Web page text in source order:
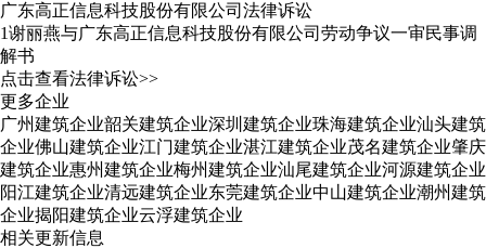
广东高正信息科技股份有限公司法律诉讼
1谢丽燕与广东高正信息科技股份有限公司劳动争议一审民事调
解书
点击查看法律诉讼>>
更多企业
广州建筑企业韶关建筑企业深圳建筑企业珠海建筑企业汕头建筑
企业佛山建筑企业江门建筑企业湛江建筑企业茂名建筑企业肇庆
建筑企业惠州建筑企业梅州建筑企业汕尾建筑企业河源建筑企业
阳江建筑企业清远建筑企业东莞建筑企业中山建筑企业潮州建筑
企业揭阳建筑企业云浮建筑企业
相关更新信息